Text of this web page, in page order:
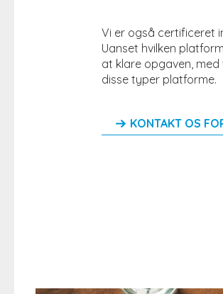
Vi er også certificeret
Uanset hvilken
at klare opgaven,
disse typer platforme.
KONTAKT OS